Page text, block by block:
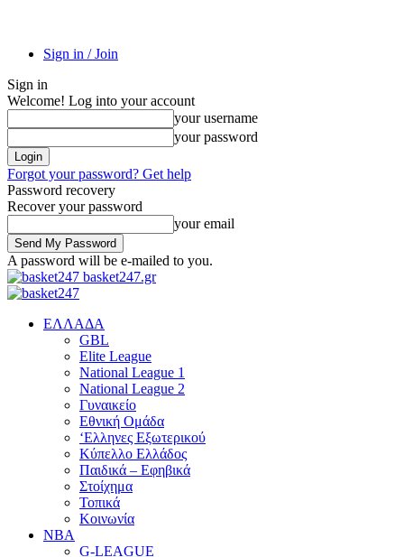
Sign in / Join
Sign in
Welcome! Log into your account
your username
your password
Forgot your password? Get help
Password recovery
Recover your password
your email
A password will be e-mailed to you.
basket247.gr
EΛΛΑΔΑ
GBL
Elite League
National League 1
National League 2
Γυναικείο
Εθνική Ομάδα
‘Ελληνες Εξωτερικού
Κύπελλο Ελλάδος
Παιδικά – Εφηβικά
Στοίχημα
Τοπικά
Κοινωνία
NBA
G-LEAGUE